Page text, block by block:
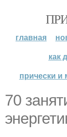
главная
как
прически и
70